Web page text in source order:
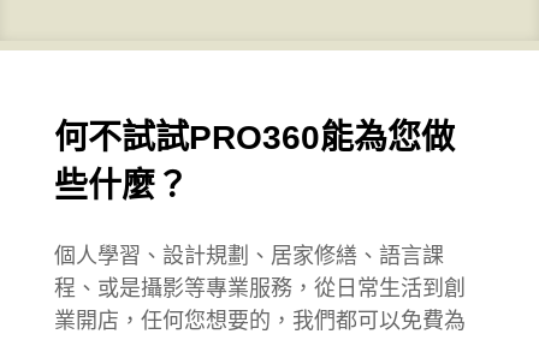
何不試試PRO360能為您做
些什麼？
個人學習、設計規劃、居家修繕、語言課
程、或是攝影等專業服務，從日常生活到創
業開店，任何您想要的，我們都可以免費為